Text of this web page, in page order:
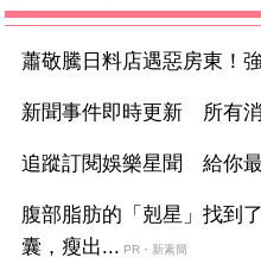
蕭敬騰日料店遇惡房東！
新聞事件即時更新 所有消
追蹤訂閱娛樂星聞 給你
腹部脂肪的「剋星」找到
囊，瘦出... PR・新素簡